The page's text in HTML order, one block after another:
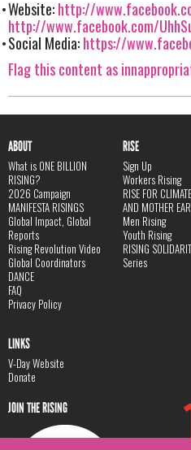
Website:http://
http://www.facebook.com/
Social Media:https://
Flag this content as
ABOUT
What is ONE BILLION
RISING?
2026 Campaign
MANIFESTA RISINGS
Global Impact, Global
Reports
Rising Revolution Video
Global Coordinators
DANCE
FAQ
Privacy Policy
RISE
Sign Up
Workers Rising
RISE FOR
AND MOTHER
Men Rising
Youth Rising
RISING
Series
LINKS
V-Day Website
Donate
JOIN THE RISING